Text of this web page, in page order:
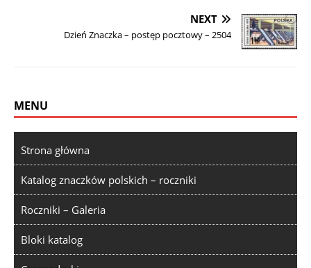
NEXT
Dzień Znaczka – postęp pocztowy – 2504
MENU
Strona główna
Katalog znaczków polskich – roczniki
Roczniki – Galeria
Bloki katalog